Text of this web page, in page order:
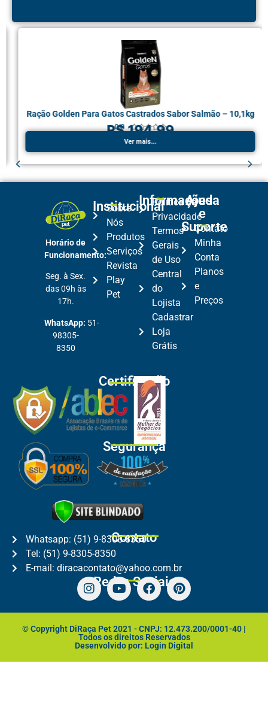
Ração Golden Para Gatos Castrados Sabor Salmão – 10,1kg
0.0 
R$ 194,99
Ver mais...
Horário de
Funcionamento:
Seg. à Sex.
das 09h às
17h.
WhatsApp: 51-
98305-
8350
Institucional
Sobre
Nós
Produtos
Serviços
Revista
Play
Pet
Informações
Política de
Privacidade
Termos
Gerais
de Uso
Central
do
Lojista
Cadastrar
Loja
Grátis
Ajuda
e
Suporte
Contato
Minha
Conta
Planos
e
Preços
Certificação
Segurança
Contato
Whatsapp: (51) 9-8305-8350
Tel: (51) 9-8305-8350
E-mail: diracacontato@yahoo.com.br
Redes Sociais
© Copyright DiRaça Pet 2021 - CNPJ: 12.473.200/0001-40 |
Todos os direitos Reservados
Desenvolvido por: Login Digital